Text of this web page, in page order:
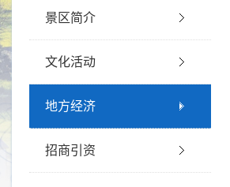
景区简介
文化活动
地方经济
招商引资